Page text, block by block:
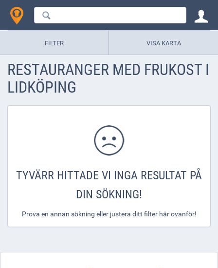
FILTER VISA KARTA
RESTAURANGER MED FRUKOST I
LIDKÖPING
TYVÄRR HITTADE VI INGA RESULTAT PÅ
DIN SÖKNING!
Prova en annan sökning eller justera ditt filter här ovanför!